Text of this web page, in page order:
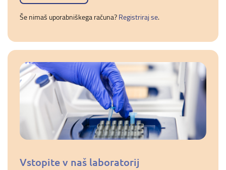
Še nimaš uporabniškega računa?Registriraj se.
Vstopite v naš laboratorij